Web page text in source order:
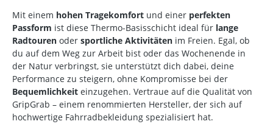
Mit einem hohen Tragekomfort und einer perfekten
Passform ist diese Thermo-Basisschicht ideal für lange
Radtouren oder sportliche Aktivitäten im Freien. Egal, ob
du auf dem Weg zur Arbeit bist oder das Wochenende in
der Natur verbringst, sie unterstützt dich dabei, deine
Performance zu steigern, ohne Kompromisse bei der
Bequemlichkeit einzugehen. Vertraue auf die Qualität von
GripGrab – einem renommierten Hersteller, der sich auf
hochwertige Fahrradbekleidung spezialisiert hat.